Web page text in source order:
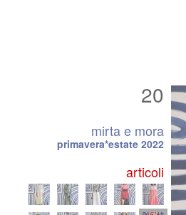
20
mirta e mora
primavera*estate 2022
articoli